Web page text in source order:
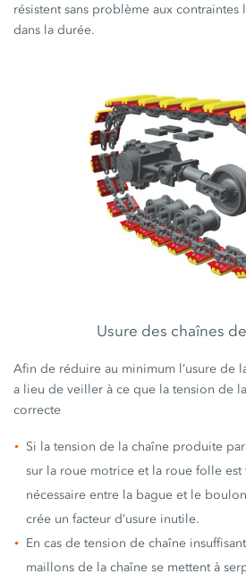
résistent sans problème aux contraintes
dans la durée.
Usure des chaînes
Afin de réduire au minimum l’usure de
a lieu de veiller à ce que la tension de
correcte
Si la tension de la chaîne produite
sur la roue motrice et la roue folle
nécessaire entre la bague et le
crée un facteur d’usure inutile.
En cas de tension de chaîne
maillons de la chaîne se mettent à